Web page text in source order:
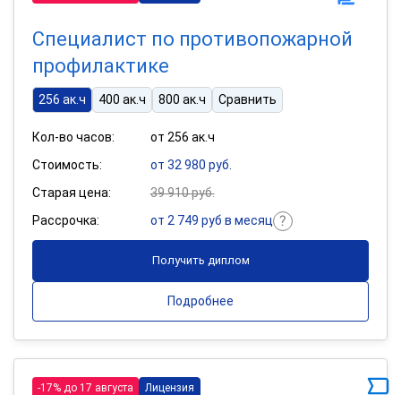
Специалист по противопожарной
профилактике
256 ак.ч 400 ак.ч 800 ак.ч Сравнить
Кол-во часов:
от 256 ак.ч
Стоимость:
от 32 980 руб.
Старая цена:
39 910 руб.
Рассрочка:
от 2 749 руб в месяц
Получить диплом
Подробнее
-17% до 17 августа Лицензия